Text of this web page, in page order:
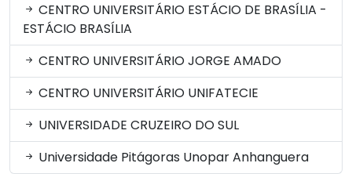
CENTRO UNIVERSITÁRIO ESTÁCIO DE BRASÍLIA -
ESTÁCIO BRASÍLIA
CENTRO UNIVERSITÁRIO JORGE AMADO
CENTRO UNIVERSITÁRIO UNIFATECIE
UNIVERSIDADE CRUZEIRO DO SUL
Universidade Pitágoras Unopar Anhanguera